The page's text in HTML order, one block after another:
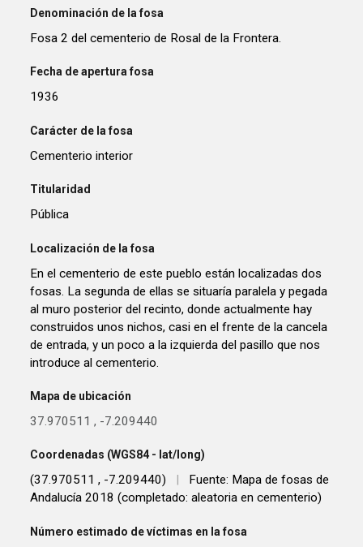
Denominación de la fosa
Fosa 2 del cementerio de Rosal de la Frontera.
Fecha de apertura fosa
1936
Carácter de la fosa
Cementerio interior
Titularidad
Pública
Localización de la fosa
En el cementerio de este pueblo están localizadas dos
fosas. La segunda de ellas se situaría paralela y pegada
al muro posterior del recinto, donde actualmente hay
construidos unos nichos, casi en el frente de la cancela
de entrada, y un poco a la izquierda del pasillo que nos
introduce al cementerio.
Mapa de ubicación
37.970511 , -7.209440
Coordenadas (WGS84 - lat/long)
(37.970511 , -7.209440)
Fuente: Mapa de fosas de
Andalucía 2018 (completado: aleatoria en cementerio)
Número estimado de víctimas en la fosa